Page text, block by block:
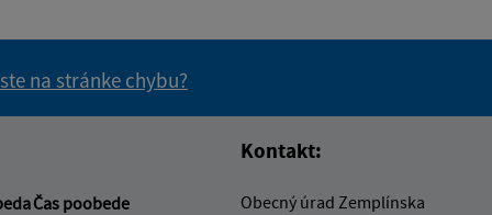
na stránke chybu?
Čas poobede
Kontakt:
Obecný úrad Zemplínska